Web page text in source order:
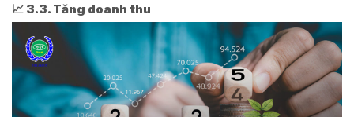
📈 3.3. Tăng doanh thu